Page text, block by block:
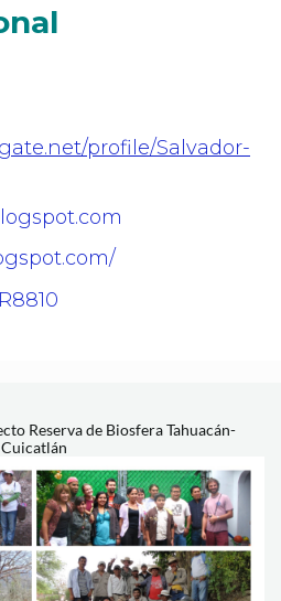
profile/Salvador-
Reserva de Biosfera Tahuacán-
Cuicatlán